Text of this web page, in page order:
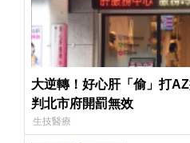
大逆轉！好心肝「偷」打
判北市府開罰無效
生技醫療